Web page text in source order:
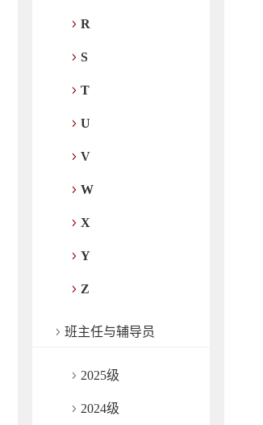
R
S
T
U
V
W
X
Y
Z
班主任与辅导员
2025级
2024级